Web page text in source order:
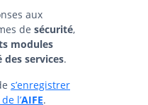
aux
de sécurité,
modules
des services.
s’enregistrer
l’AIFE.